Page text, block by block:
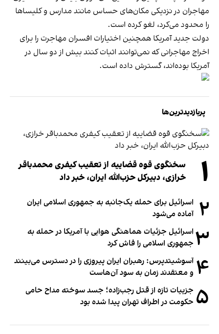
مهاجران در نزدیکی مکان‌های حساس مانند مدارس و کلیساها
را محدود می‌کرد، لغو کرده است.
دولت جدید آمریکا همچنین اختیارات افسران مهاجرت را برای
اخراج مهاجرانی که نمی‌توانند اثبات کنند بیش از دو سال در
آمریکا بوده‌اند، گسترش داده است.
پربازدیدترین‌ها
۱
سخنگوی قوه قضاییه از تعقیب کیفری محمدباقر
خرازی، دبیر‌کل حزب‌الله ایران، خبر داد
۲ اسرائیل برای حمله یک‌جانبه به جمهوری اسلامی ایران
آماده می‌شود
۳ اسرائیل جزئیات هماهنگی هوایی با آمریکا در حمله به
جمهوری اسلامی را فاش کرد
۴ آسوشیتدپرس: رهبران ایران پیروزی را در دسترس می‌بینند
و معتقدند زمان به سود آن‌هاست
۵ جزییات تازه از قتل رجب‌زاده؛ جسد سوخته مداح حامی
حکومت در اطراف تهران پیدا شده بود